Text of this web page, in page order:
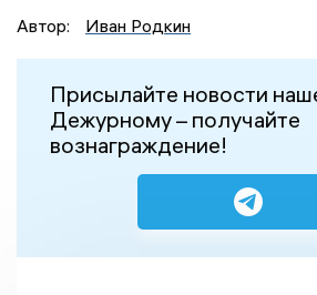
Автор:
Иван Родкин
Присылайте новости
Дежурному – получайте
вознаграждение!